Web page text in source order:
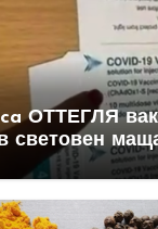
ОТТЕГЛЯ
световен
че те